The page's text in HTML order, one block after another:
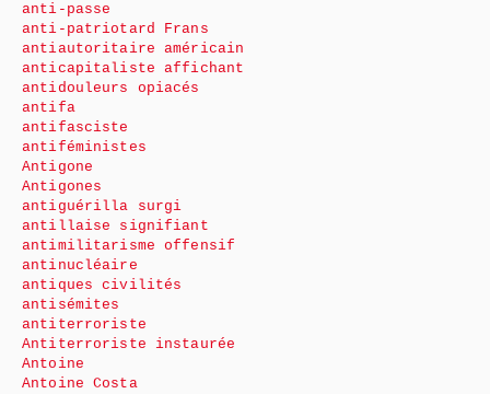
anti-passe
anti-patriotard Frans
antiautoritaire américain
anticapitaliste affichant
antidouleurs opiacés
antifa
antifasciste
antiféministes
Antigone
Antigones
antiguérilla surgi
antillaise signifiant
antimilitarisme offensif
antinucléaire
antiques civilités
antisémites
antiterroriste
Antiterroriste instaurée
Antoine
Antoine Costa